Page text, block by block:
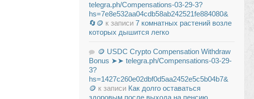
telegra.ph/Compensations-03-29-3?
hs=7e8e532aa04cdb58ab242521fe884080&
🔄🪙 к записи 7 комнатных растений возле
которых дышится легко
🪙 USDC Crypto Compensation Withdraw
Bonus ➤➤ telegra.ph/Compensations-03-29-
3?
hs=1427c260e02dbf0d5aa2452e5c5b04b7&
🪙 к записи Как долго оставаться
здоровым после выхода на пенсию